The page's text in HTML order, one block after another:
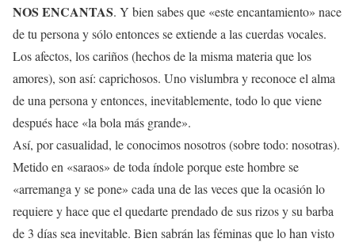
NOS ENCANTAS. Y bien sabes que «este encantamiento» nace
de tu persona y sólo entonces se extiende a las cuerdas vocales.
Los afectos, los cariños (hechos de la misma materia que los
amores), son así: caprichosos. Uno vislumbra y reconoce el alma
de una persona y entonces, inevitablemente, todo lo que viene
después hace «la bola más grande».
Así, por casualidad, le conocimos nosotros (sobre todo: nosotras).
Metido en «saraos» de toda índole porque este hombre se
«arremanga y se pone» cada una de las veces que la ocasión lo
requiere y hace que el quedarte prendado de sus rizos y su barba
de 3 días sea inevitable. Bien sabrán las féminas que lo han visto